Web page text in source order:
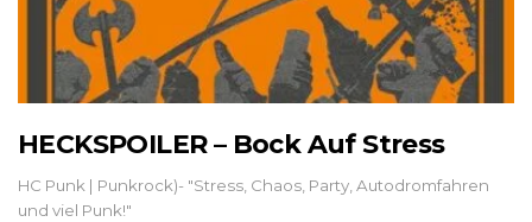
HECKSPOILER – Bock Auf Stress
HC Punk | Punkrock)- "Stress, Chaos, Party, Autodromfahren
und viel Punk!"